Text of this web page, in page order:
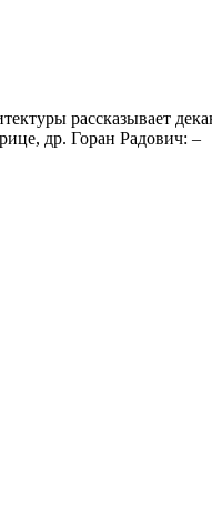
рассказывает
др. Горан Радович: –